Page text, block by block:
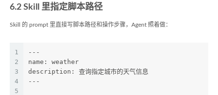
6.2 Skill 里指定脚本路径
Skill 的 prompt 里直接写脚本路径和操作步骤，Agent 照着做：
1
2
3
4
5
---
name: weather
description: 查询指定城市的天气信息
---